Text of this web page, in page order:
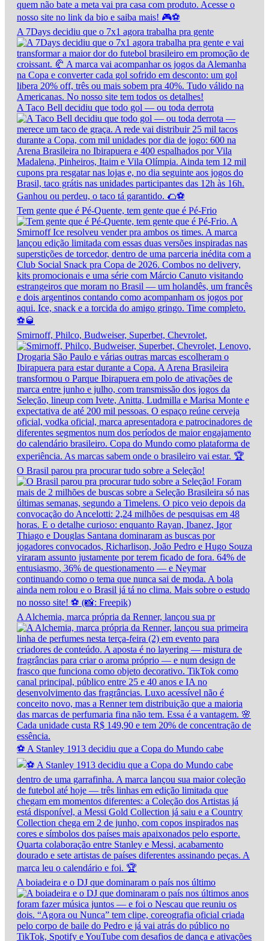
A 7Days decidiu que o 7x1 agora trabalha pra gente
A Taco Bell decidiu que todo gol — ou toda derrota
Tem gente que é Pé-Quente, tem gente que é Pé-Frio
Smirnoff, Philco, Budweiser, Superbet, Chevrolet,
O Brasil parou pra procurar tudo sobre a Seleção!
A Alchemia, marca própria da Renner, lançou sua pr
⚽ A Stanley 1913 decidiu que a Copa do Mundo cabe
A boiadeira e o DJ que dominaram o país nos último